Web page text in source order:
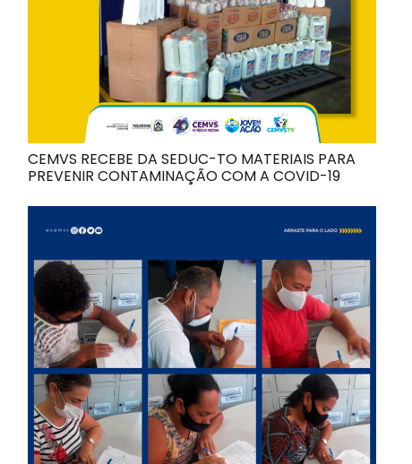
CEMVS RECEBE DA SEDUC-TO MATERIAIS PARA
PREVENIR CONTAMINAÇÃO COM A COVID-19